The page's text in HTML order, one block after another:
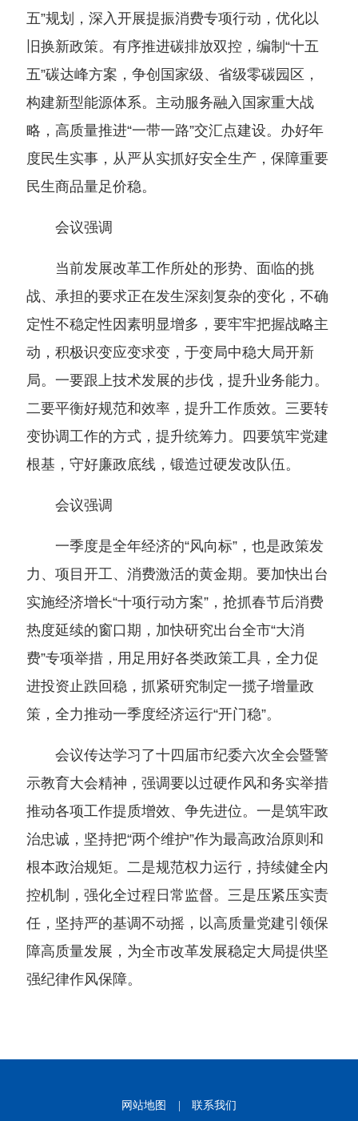
五”规划，深入开展提振消费专项行动，优化以
旧换新政策。有序推进碳排放双控，编制“十五
五”碳达峰方案，争创国家级、省级零碳园区，
构建新型能源体系。主动服务融入国家重大战
略，高质量推进“一带一路”交汇点建设。办好年
度民生实事，从严从实抓好安全生产，保障重要
民生商品量足价稳。
会议强调
当前发展改革工作所处的形势、面临的挑
战、承担的要求正在发生深刻复杂的变化，不确
定性不稳定性因素明显增多，要牢牢把握战略主
动，积极识变应变求变，于变局中稳大局开新
局。一要跟上技术发展的步伐，提升业务能力。
二要平衡好规范和效率，提升工作质效。三要转
变协调工作的方式，提升统筹力。四要筑牢党建
根基，守好廉政底线，锻造过硬发改队伍。
会议强调
一季度是全年经济的“风向标”，也是政策发
力、项目开工、消费激活的黄金期。要加快出台
实施经济增长“十项行动方案”，抢抓春节后消费
热度延续的窗口期，加快研究出台全市“大消
费”专项举措，用足用好各类政策工具，全力促
进投资止跌回稳，抓紧研究制定一揽子增量政
策，全力推动一季度经济运行“开门稳”。
会议传达学习了十四届市纪委六次全会暨警
示教育大会精神，强调要以过硬作风和务实举措
推动各项工作提质增效、争先进位。一是筑牢政
治忠诚，坚持把“两个维护”作为最高政治原则和
根本政治规矩。二是规范权力运行，持续健全内
控机制，强化全过程日常监督。三是压紧压实责
任，坚持严的基调不动摇，以高质量党建引领保
障高质量发展，为全市改革发展稳定大局提供坚
强纪律作风保障。
网站地图 联系我们